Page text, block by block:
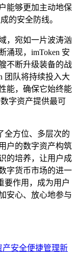
能够更加主动地保
的安全防线。
，宛如一片波涛汹
涌现，imToken 安
不断升级装备的战
团队将持续投入大
能，确保它始终能
字资产提供最可
全方位、多层次的
户的数字资产构筑
的培养，让用户成
字货币市场的进一
要作用，成为用户
安心、放心地参与
产安全便捷管理新